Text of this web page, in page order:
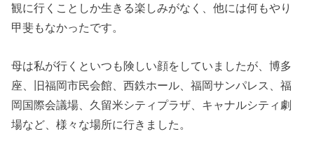
観に行くことしか生きる楽しみがなく、他には何もやり
甲斐もなかったです。
母は私が行くといつも険しい顔をしていましたが、博多
座、旧福岡市民会館、西鉄ホール、福岡サンパレス、福
岡国際会議場、久留米シティプラザ、キャナルシティ劇
場など、様々な場所に行きました。